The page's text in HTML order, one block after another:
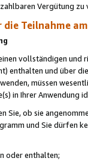
Vergütung zu
Teilnahme
vollständigen
enthalten und über
müssen
in Ihrer Anwendung
Sie, ob sie
und Sie dürfen
oder enthalten;